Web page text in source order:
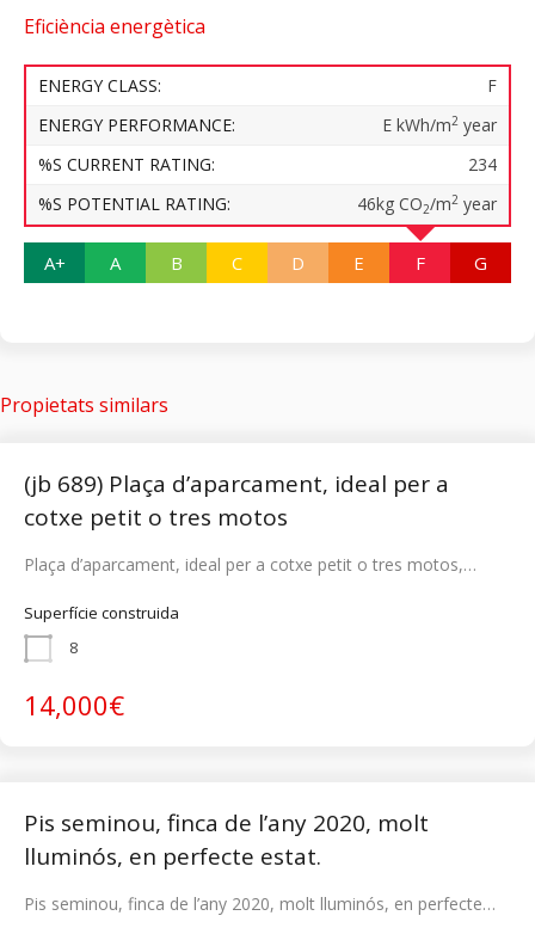
Eficiència energètica
ENERGY CLASS:
F
ENERGY PERFORMANCE:
E kWh/m2 year
%S CURRENT RATING:
234
%S POTENTIAL RATING:
46kg CO2/m2 year
A+ A B C D E F G
Propietats similars
(jb 689) Plaça d’aparcament, ideal per a
cotxe petit o tres motos
Plaça d’aparcament, ideal per a cotxe petit o tres motos,…
Superfície construida
8
14,000€
Pis seminou, finca de l’any 2020, molt
lluminós, en perfecte estat.
Pis seminou, finca de l’any 2020, molt lluminós, en perfecte…